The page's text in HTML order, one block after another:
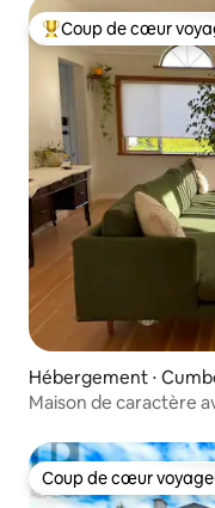
Coups de cœur
Coup de cœur
Hébergement ⋅
Maison de caractère
Coup de cœur
Coup de cœur